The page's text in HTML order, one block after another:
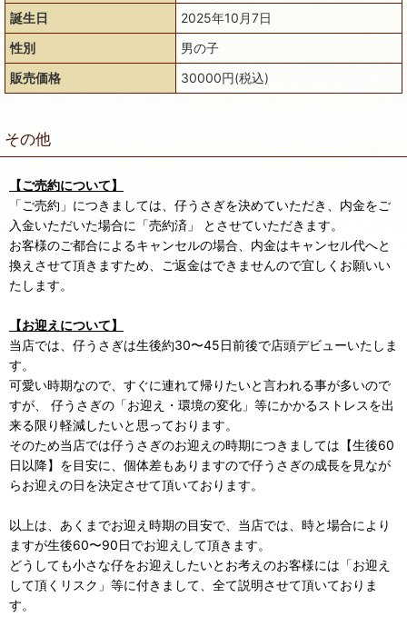
誕生日
2025年10月7日
性別
男の子
販売価格
30000円(税込)
その他
【ご売約について】
「ご売約」につきましては、仔うさぎを決めていただき、内金をご
入金いただいた場合に「売約済」 とさせていただきます。
お客様のご都合によるキャンセルの場合、内金はキャンセル代へと
換えさせて頂きますため、ご返金はできませんので宜しくお願いい
たします。
【お迎えについて】
当店では、仔うさぎは生後約30〜45日前後で店頭デビューいたしま
す。
可愛い時期なので、すぐに連れて帰りたいと言われる事が多いので
すが、 仔うさぎの「お迎え・環境の変化」等にかかるストレスを出
来る限り軽減したいと思っております。
そのため当店では仔うさぎのお迎えの時期につきましては【生後60
日以降】を目安に、個体差もありますので仔うさぎの成長を見なが
らお迎えの日を決定させて頂いております。
以上は、あくまでお迎え時期の目安で、当店では、時と場合により
ますが生後60〜90日でお迎えして頂きます。
どうしても小さな仔をお迎えしたいとお考えのお客様には「お迎え
して頂くリスク」等に付きまして、全て説明させて頂いておりま
す。